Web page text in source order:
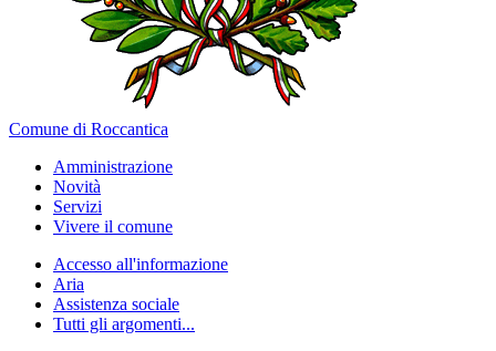
Comune di Roccantica
Amministrazione
Novità
Servizi
Vivere il comune
Accesso all'informazione
Aria
Assistenza sociale
Tutti gli argomenti...